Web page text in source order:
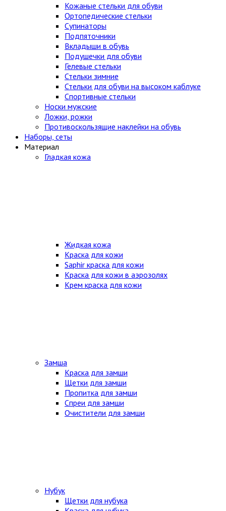
Кожаные стельки для обуви
Ортопедические стельки
Супинаторы
Подпяточники
Вкладыши в обувь
Подушечки для обуви
Гелевые стельки
Стельки зимние
Стельки для обуви на высоком каблуке
Спортивные стельки
Носки мужские
Ложки, рожки
Противоскользящие наклейки на обувь
Наборы, сеты
Материал
Гладкая кожа
Жидкая кожа
Краска для кожи
Saphir краска для кожи
Краска для кожи в аэрозолях
Крем краска для кожи
Замша
Краска для замши
Щетки для замши
Пропитка для замши
Спреи для замши
Очистители для замши
Нубук
Щетки для нубука